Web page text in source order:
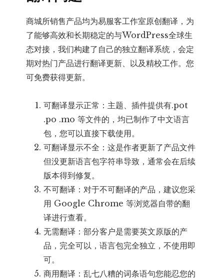
商城所销售产品均为易服客工作室原创翻译，为
了能够高效和长期稳定的与WordPress全球生
态对接，我们构建了自己的独立翻译系统，会定
期对热门产品进行翻译更新、以及精校工作。您
可免费获得更新。
可翻译显示正常：主题、插件提供有.pot
.po .mo 等文件的，均已制作了中文语言
包，您可以直接下载使用。
可翻译显示不全：这是作者更新了产品文件
但没更新语言包字符串导致，通常会在后续
版本得到修复。
不可翻译：对于不可翻译的产品，建议您采
用 Google Chrome 等浏览器自带的翻
译进行查看。
无需翻译：部分客户是需要英文原版的产
品，完全可以，语言包完全独立，不使用即
可。
商用翻译：乱七八糟的词条语句您能忍您的